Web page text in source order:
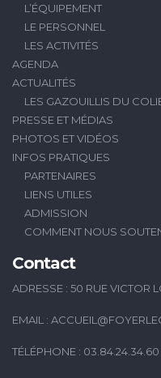
L’ÉQUIPEMENT
LE PERSONNEL
LES ACTIVITÉS
AGENDA
ACTUALITÉS
LES GAZOUILLIS DU
PRESSE ET MÉDIAS
PHOTOS ET VIDÉOS
INFOS PRATIQUES
PARTENAIRES
LIENS UTILES
ADMISSION
COMMENT NOUS
Contact
ADRESSE : 50 RUE VICTOR
EMAIL :
TÉLÉPHONE : 03.84.24.34.60